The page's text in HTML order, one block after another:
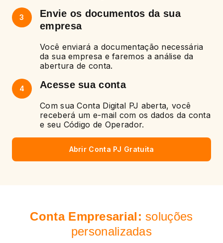
3
Envie os documentos da sua
empresa
Você enviará a documentação necessária
da sua empresa e faremos a análise da
abertura de conta.
4 Acesse sua conta
Com sua Conta Digital PJ aberta, você
receberá um e-mail com os dados da conta
e seu Código de Operador.
Abrir Conta PJ Gratuita
Conta Empresarial: soluções
personalizadas